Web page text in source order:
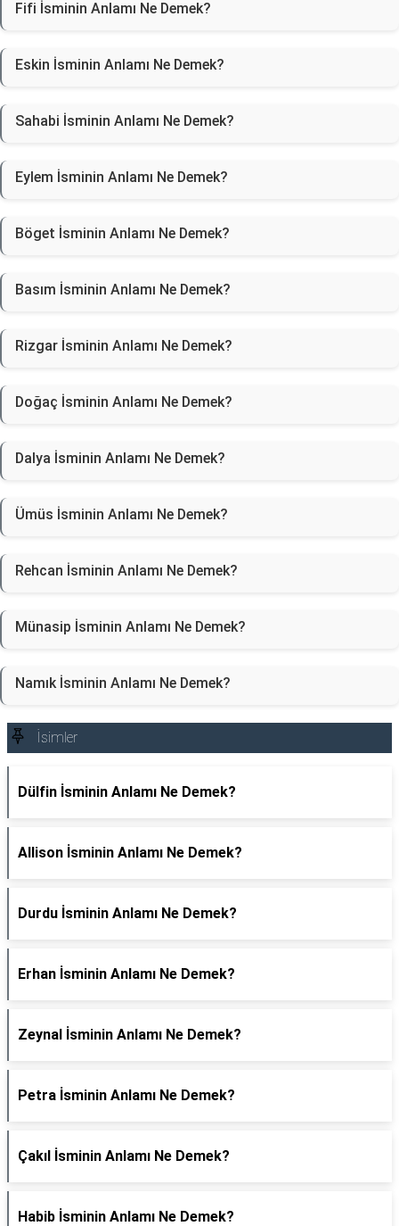
Fifi İsminin Anlamı Ne Demek?
Eskin İsminin Anlamı Ne Demek?
Sahabi İsminin Anlamı Ne Demek?
Eylem İsminin Anlamı Ne Demek?
Böget İsminin Anlamı Ne Demek?
Basım İsminin Anlamı Ne Demek?
Rizgar İsminin Anlamı Ne Demek?
Doğaç İsminin Anlamı Ne Demek?
Dalya İsminin Anlamı Ne Demek?
Ümüs İsminin Anlamı Ne Demek?
Rehcan İsminin Anlamı Ne Demek?
Münasip İsminin Anlamı Ne Demek?
Namık İsminin Anlamı Ne Demek?
İsimler
Dülfin İsminin Anlamı Ne Demek?
Allison İsminin Anlamı Ne Demek?
Durdu İsminin Anlamı Ne Demek?
Erhan İsminin Anlamı Ne Demek?
Zeynal İsminin Anlamı Ne Demek?
Petra İsminin Anlamı Ne Demek?
Çakıl İsminin Anlamı Ne Demek?
Habib İsminin Anlamı Ne Demek?